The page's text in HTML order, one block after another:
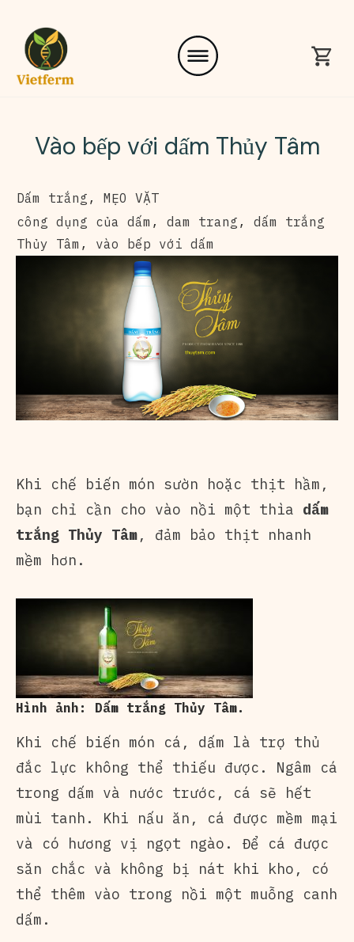
Vào bếp với dấm Thủy Tâm
Dấm trắng , MẸO VẶT
công dụng của dấm , dam trang , dấm trắng
Thủy Tâm , vào bếp với dấm
Khi chế biến món sườn hoặc thịt hầm,
bạn chỉ cần cho vào nồi một thìa dấm
trắng Thủy Tâm, đảm bảo thịt nhanh
mềm hơn.
Hình ảnh: Dấm trắng Thủy Tâm.
Khi chế biến món cá, dấm là trợ thủ
đắc lực không thể thiếu được. Ngâm cá
trong dấm và nước trước, cá sẽ hết
mùi tanh. Khi nấu ăn, cá được mềm mại
và có hương vị ngọt ngào. Để cá được
săn chắc và không bị nát khi kho, có
thể thêm vào trong nồi một muỗng canh
dấm.